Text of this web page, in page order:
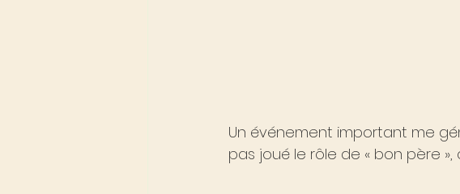
Un événement important me
pas joué le rôle de « bon père